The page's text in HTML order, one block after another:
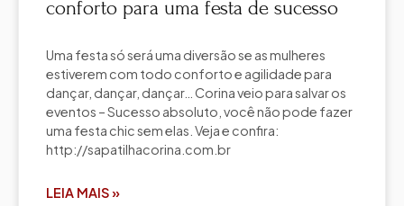
conforto para uma festa de sucesso
Uma festa só será uma diversão se as mulheres
estiverem com todo conforto e agilidade para
dançar, dançar, dançar… Corina veio para salvar os
eventos – Sucesso absoluto, você não pode fazer
uma festa chic sem elas. Veja e confira:
http://sapatilhacorina.com.br
LEIA MAIS »